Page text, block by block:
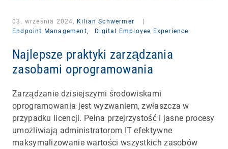
03. września 2024, Kilian Schwermer
Endpoint Management,
Digital Employee Experience
Najlepsze praktyki zarządzania
zasobami oprogramowania
Zarządzanie dzisiejszymi środowiskami
oprogramowania jest wyzwaniem, zwłaszcza w
przypadku licencji. Pełna przejrzystość i jasne procesy
umożliwiają administratorom IT efektywne
maksymalizowanie wartości wszystkich zasobów